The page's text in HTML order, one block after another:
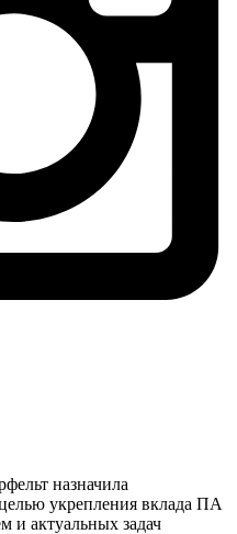
назначила
укрепления вклада ПА
и актуальных задач